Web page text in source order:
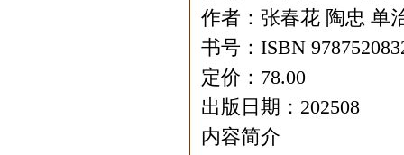
作者：张春花 陶忠 单
书号：ISBN
定价：78.00
出版日期：202508
内容简介